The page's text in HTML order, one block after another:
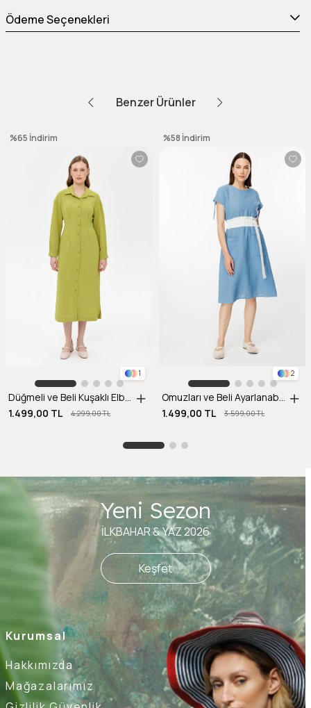
Ödeme Seçenekleri
Benzer Ürünler
1
Düğmeli ve Beli Kuşaklı Elbise-Y.YEŞİLİ
1.499,00 TL
4.299,00 TL
%65 İndirim
2
Omuzları ve Beli Ayarlanabilir İp Detaylı Keten Elbise-MAVİ
1.499,00 TL
3.599,00 TL
%58 İndirim
Kurumsal
Hakkımızda
Mağazalarımız
Yeni Sezon
İLKBAHAR & YAZ 2026
Keşfet